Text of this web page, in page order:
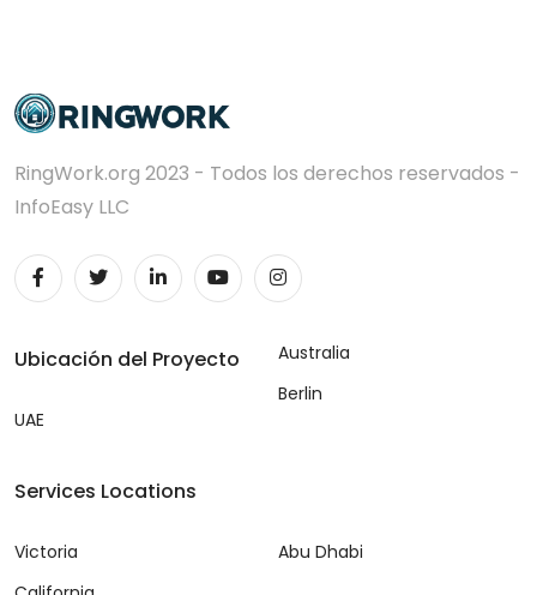
RingWork.org 2023 - Todos los derechos reservados -
InfoEasy LLC
Ubicación del Proyecto
UAE
Australia
Berlin
Services Locations
Victoria
Abu Dhabi